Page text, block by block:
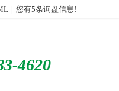
| 您有5条询盘信息!
4620